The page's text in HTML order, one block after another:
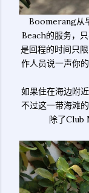
Boomerang从
Beach的服务，
是回程的时间只
作人员说一声你
如果住在海边附
不过这一带海滩
除了Club